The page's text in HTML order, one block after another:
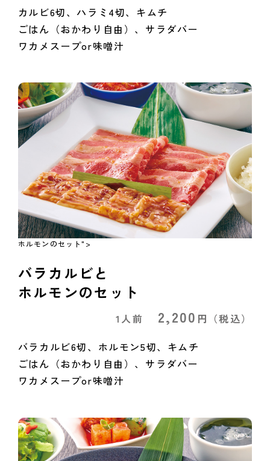
カルビ6切、ハラミ4切、キムチ
ごはん（おかわり自由）、サラダバー
ワカメスープor味噌汁
ホルモンのセット">
バラカルビと
ホルモンのセット
1人前 2,200 円 （税込）
バラカルビ6切、ホルモン5切、キムチ
ごはん（おかわり自由）、サラダバー
ワカメスープor味噌汁